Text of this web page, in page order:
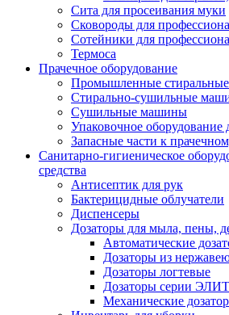
Сита для просеивания муки
Сковороды для
Сотейники для
Термоса
Прачечное оборудование
Промышленные
Стирально-сушильные
Сушильные машины
Упаковочное оборудование
Запасные части к
Санитарно-гигиеническое
средства
Антисептик для рук
Бактерицидные облучатели
Диспенсеры
Дозаторы для мыла, пены,
Автоматические
Дозаторы из
Дозаторы логтевые
Дозаторы серии ЭЛИТ
Механические